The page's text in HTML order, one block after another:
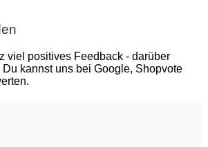
viel positives Feedback - darüber
kannst uns bei Google, Shopvote